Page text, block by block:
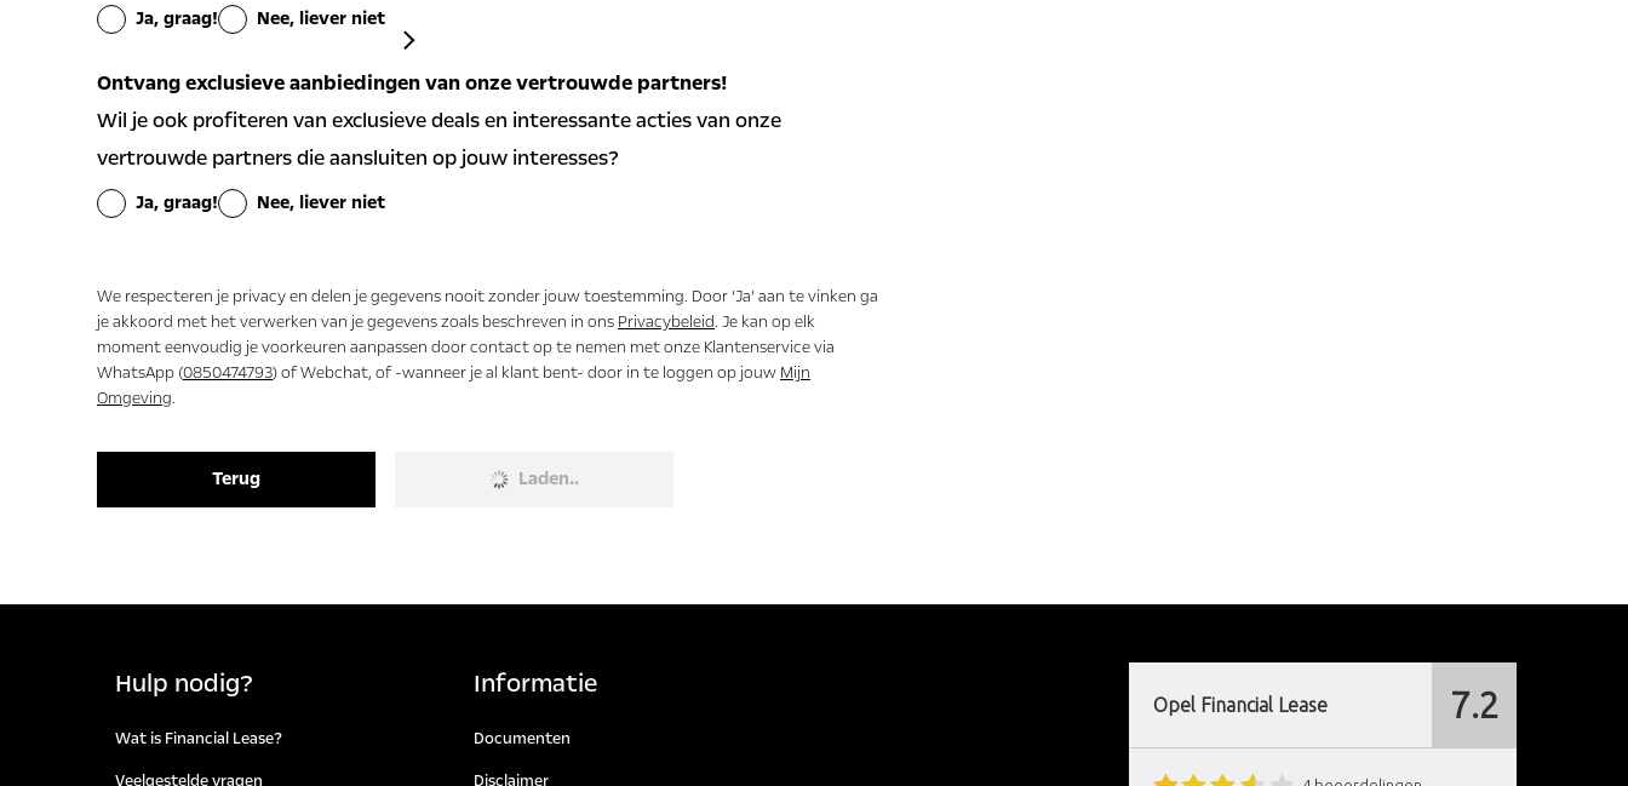
Ja, graag! Nee, liever niet
Algemene aanbiedingen en nieuws ontvangen
Ja Nee
Persoonlijke aanbiedingen op basis van mijn
Ontvang exclusieve aanbiedingen van onze vertrouwde partners!
Wil je ook profiteren van exclusieve deals en interessante acties van onze
vertrouwde partners die aansluiten op jouw interesses?
Ja, graag! Nee, liever niet
We respecteren je privacy en delen je gegevens nooit zonder jouw toestemming. Door ‘Ja’ aan te vinken ga
je akkoord met het verwerken van je gegevens zoals beschreven in ons Privacybeleid. Je kan op elk
moment eenvoudig je voorkeuren aanpassen door contact op te nemen met onze Klantenservice via
WhatsApp (0850474793) of Webchat, of -wanneer je al klant bent- door in te loggen op jouw Mijn
Omgeving.
Terug Laden..
Hulp nodig?
Wat is Financial Lease?
Veelgestelde vragen
Informatie
Documenten
Disclaimer